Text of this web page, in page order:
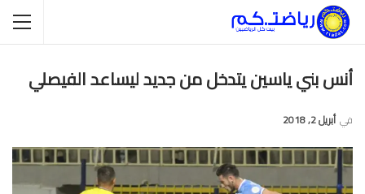
أنس بني ياسين يتدخل من جديد ليساعد الفيصلي
في أبريل 2, 2018